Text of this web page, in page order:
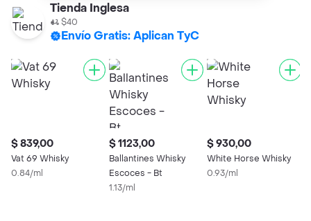
Tienda Inglesa
$40
Envío Gratis: Aplican TyC
$ 839,00
Vat 69 Whisky
0.84/ml
$ 1123,00
Ballantines Whisky
Escoces - Bt
1.13/ml
$ 930,00
White Horse Whisky
0.93/ml